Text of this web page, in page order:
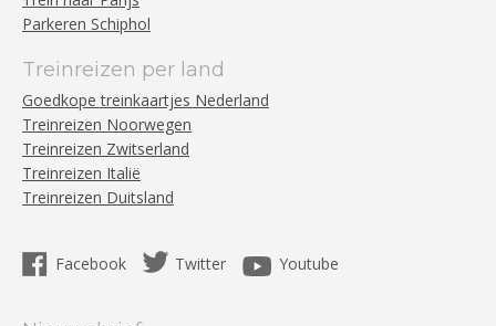
Parkeren Schiphol
Treinreizen per land
Goedkope treinkaartjes Nederland
Treinreizen Noorwegen
Treinreizen Zwitserland
Treinreizen Italië
Treinreizen Duitsland
Facebook Twitter Youtube